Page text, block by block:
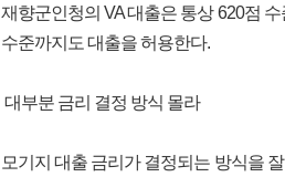
재향군인청의 VA 대출은 통상 620점
수준까지도 대출을 허용한다.
대부분 금리 결정 방식 몰라
모기지 대출 금리가 결정되는 방식을